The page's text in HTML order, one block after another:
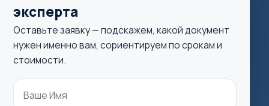
эксперта
Оставьте заявку — подскажем, какой документ
нужен именно вам, сориентируем по срокам и
стоимости.